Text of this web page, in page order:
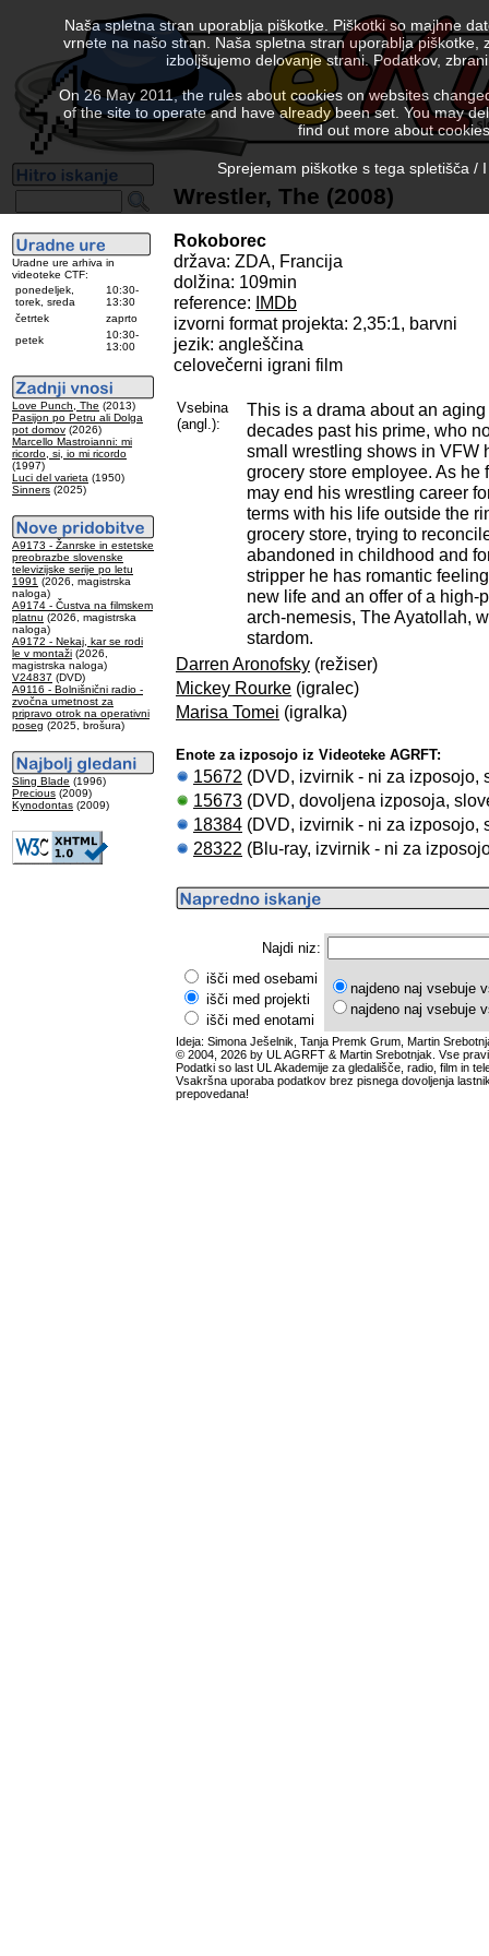
Uradne ure arhiva in
videoteke CTF:
ponedeljek,
torek, sreda
10:30-
13:30
četrtek
zaprto
petek
10:30-
13:00
Love Punch, The (2013)
Pasijon po Petru ali Dolga
pot domov (2026)
Marcello Mastroianni: mi
ricordo, si, io mi ricordo
(1997)
Luci del varieta (1950)
Sinners (2025)
A9173 - Žanrske in estetske
preobrazbe slovenske
televizijske serije po letu
1991 (2026, magistrska
naloga)
A9174 - Čustva na filmskem
platnu (2026, magistrska
naloga)
A9172 - Nekaj, kar se rodi
le v montaži (2026,
magistrska naloga)
V24837 (DVD)
A9116 - Bolnišnični radio -
zvočna umetnost za
pripravo otrok na operativni
poseg (2025, brošura)
Sling Blade (1996)
Precious (2009)
Kynodontas (2009)
Wrestler, The (2008)
Rokoborec
država: ZDA, Francija
dolžina: 109min
reference:
IMDb
izvorni format projekta: 2,35:1, barvni
jezik: angleščina
celovečerni igrani film
Vsebina
(angl.):
This is a drama about an
decades past his prime, who
small wrestling shows in VFW
grocery store employee. As he
may end his wrestling career
terms with his life outside the
grocery store, trying to
abandoned in childhood and
stripper he has romantic
new life and an offer of a
arch-nemesis, The Ayatollah,
stardom.
Darren Aronofsky (režiser)
Mickey Rourke (igralec)
Marisa Tomei (igralka)
Enote za izposojo iz Videoteke AGRFT:
15672 (DVD, izvirnik - ni za izposojo,
15673 (DVD, dovoljena izposoja,
18384 (DVD, izvirnik - ni za izposojo,
28322 (Blu-ray, izvirnik - ni za
Najdi niz:
išči med osebami
išči med projekti
išči med enotami
najdeno naj vsebuje
najdeno naj vsebuje
Ideja: Simona Ješelnik, Tanja Premk Grum, Martin
© 2004, 2026 by UL AGRFT & Martin Srebotnjak. Vse
Podatki so last UL Akademije za gledališče, radio, film in
Vsakršna uporaba podatkov brez pisnega dovoljenja
prepovedana!
Naša spletna stran uporablja piškotke. Piškotki so majhne
vrnete na našo stran. Naša spletna stran uporablja
izboljšujemo delovanje strani. Podatkov,
On 26 May 2011, the rules about cookies on websites
of the site to operate and have already been set. You may
find out more about
Sprejemam piškotke s tega spletišča /